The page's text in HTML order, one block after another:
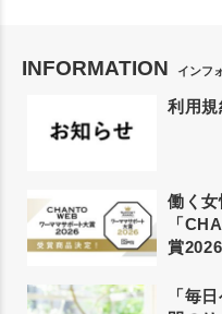
INFORMATION インフ
利用
働く
「
賞
「毎